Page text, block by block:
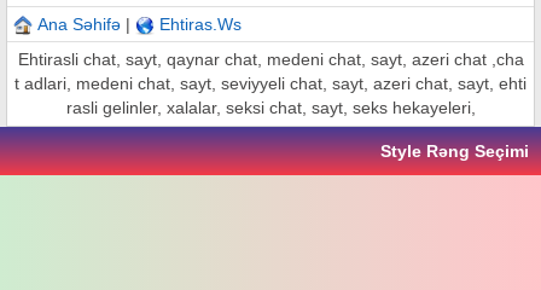
Ana Səhifə |
Ehtiras.Ws
Ehtirasli chat, sayt, qaynar chat, medeni chat, sayt, azeri chat ,cha
t adlari, medeni chat, sayt, seviyyeli chat, sayt, azeri chat, sayt, ehti
rasli gelinler, xalalar, seksi chat, sayt, seks hekayeleri,
Style Rəng Seçimi